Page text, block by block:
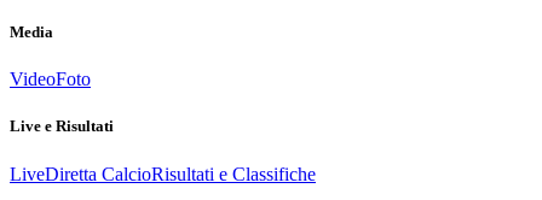
Media
VideoFoto
Live e Risultati
LiveDiretta CalcioRisultati e Classifiche